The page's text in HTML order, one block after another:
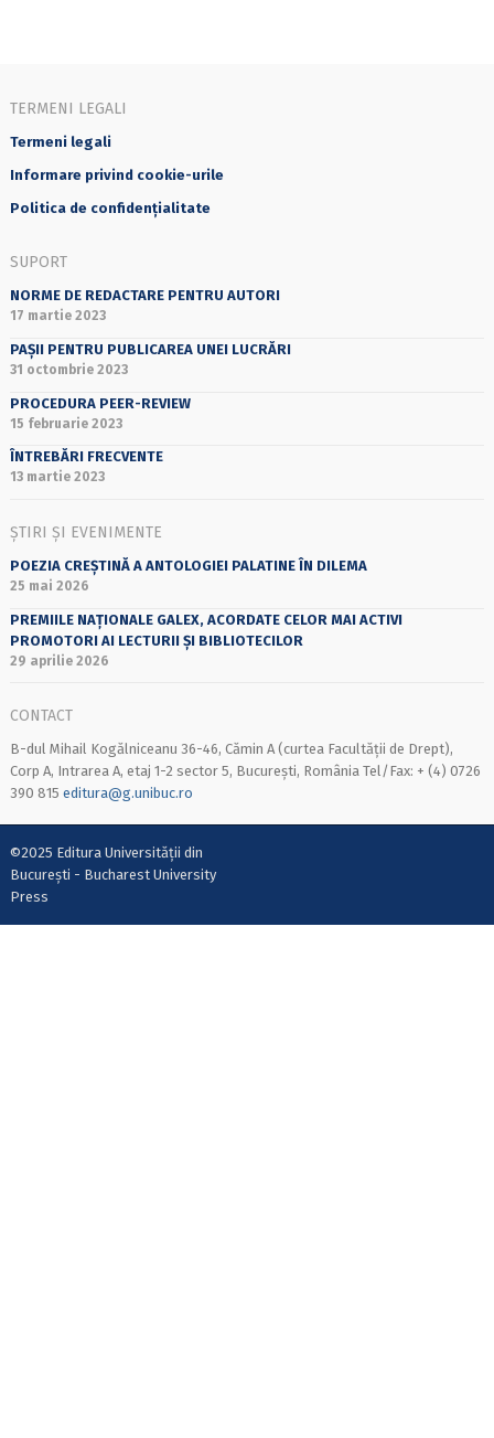
TERMENI LEGALI
Termeni legali
Informare privind cookie-urile
Politica de confidențialitate
SUPORT
NORME DE REDACTARE PENTRU AUTORI
17 martie 2023
PAȘII PENTRU PUBLICAREA UNEI LUCRĂRI
31 octombrie 2023
PROCEDURA PEER-REVIEW
15 februarie 2023
ÎNTREBĂRI FRECVENTE
13 martie 2023
ȘTIRI ȘI EVENIMENTE
POEZIA CREȘTINĂ A ANTOLOGIEI PALATINE ÎN DILEMA
25 mai 2026
PREMIILE NAȚIONALE GALEX, ACORDATE CELOR MAI ACTIVI
PROMOTORI AI LECTURII ȘI BIBLIOTECILOR
29 aprilie 2026
CONTACT
B-dul Mihail Kogălniceanu 36-46, Cămin A (curtea Facultății de Drept),
Corp A, Intrarea A, etaj 1-2 sector 5, București, România Tel/Fax: + (4) 0726
390 815 editura@g.unibuc.ro
©2025 Editura Universității din
București - Bucharest University
Press